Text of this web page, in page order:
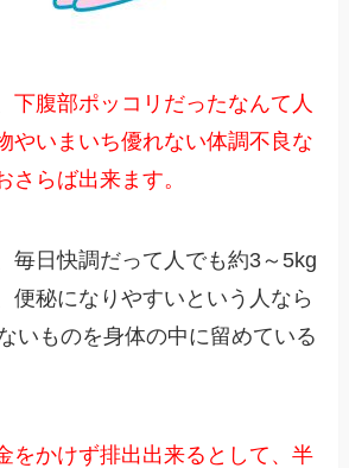
下腹部ポッコリだったなんて人
やいまいち優れない体調不良な
さらば出来ます。
毎日快調だって人でも約3～5kg
便秘になりやすいという人なら
いものを身体の中に留めている
をかけず排出出来るとして、半